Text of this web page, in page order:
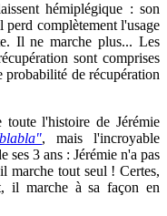
hémiplégique : son
complètement l'usage
Il ne marche plus... Les
sont comprises
de récupération
toute l'histoire de Jérémie
, mais l'incroyable
ses 3 ans : Jérémie n'a pas
marche tout seul ! Certes,
il marche à sa façon en